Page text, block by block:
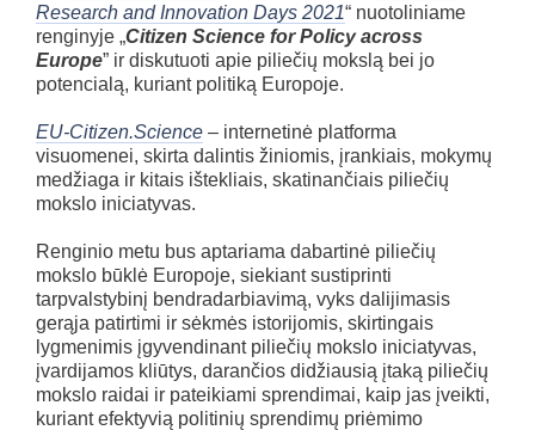
Research and Innovation Days 2021“ nuotoliniame
renginyje „Citizen Science for Policy across
Europe” ir diskutuoti apie piliečių mokslą bei jo
potencialą, kuriant politiką Europoje.
EU-Citizen.Science – internetinė platforma
visuomenei, skirta dalintis žiniomis, įrankiais, mokymų
medžiaga ir kitais ištekliais, skatinančiais piliečių
mokslo iniciatyvas.
Renginio metu bus aptariama dabartinė piliečių
mokslo būklė Europoje, siekiant sustiprinti
tarpvalstybinį bendradarbiavimą, vyks dalijimasis
gerąja patirtimi ir sėkmės istorijomis, skirtingais
lygmenimis įgyvendinant piliečių mokslo iniciatyvas,
įvardijamos kliūtys, darančios didžiausią įtaką piliečių
mokslo raidai ir pateikiami sprendimai, kaip jas įveikti,
kuriant efektyvią politinių sprendimų priėmimo